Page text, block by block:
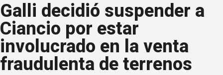
Galli decidió suspender a
Ciancio por estar
involucrado en la venta
fraudulenta de terrenos